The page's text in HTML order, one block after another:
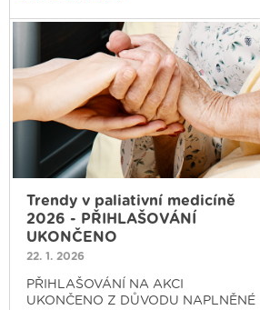
Trendy v paliativní medicíně
2026 - PŘIHLAŠOVÁNÍ
UKONČENO
22. 1. 2026
PŘIHLAŠOVÁNÍ NA AKCI
UKONČENO Z DŮVODU NAPLNĚNÉ